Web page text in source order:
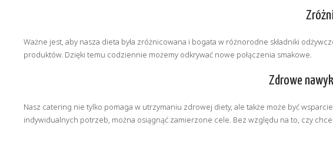
Ważne jest, aby nasza dieta była zróżnicowana i bogata w różnorodne składniki
produktów. Dzięki temu codziennie możemy odkrywać nowe połączenia smakowe.
Zdrowe
Nasz catering nie tylko pomaga w utrzymaniu zdrowej diety, ale także może być
indywidualnych potrzeb, można osiągnąć zamierzone cele. Bez względu na to, czy